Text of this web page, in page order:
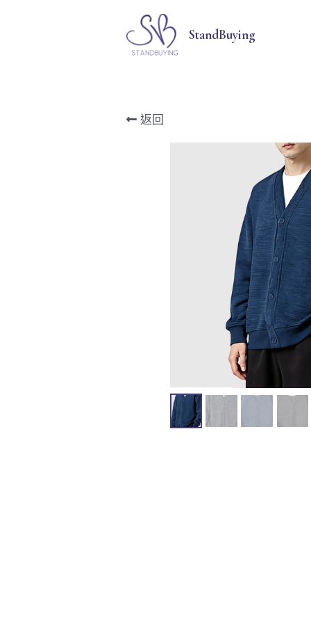
StandBuying
返回